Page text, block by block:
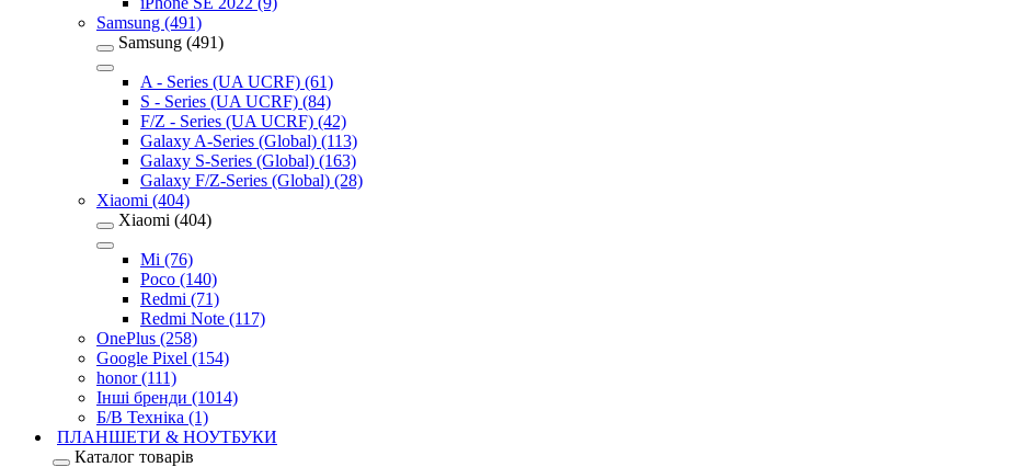
Samsung (491)
Samsung (491)
A - Series (UA UCRF) (61)
S - Series (UA UCRF) (84)
F/Z - Series (UA UCRF) (42)
Galaxy A-Series (Global) (113)
Galaxy S-Series (Global) (163)
Galaxy F/Z-Series (Global) (28)
Xiaomi (404)
Xiaomi (404)
Mi (76)
Poco (140)
Redmi (71)
Redmi Note (117)
OnePlus (258)
Google Pixel (154)
honor (111)
Інші бренди (1014)
Б/В Техніка (1)
ПЛАНШЕТИ & НОУТБУКИ
Каталог товарів